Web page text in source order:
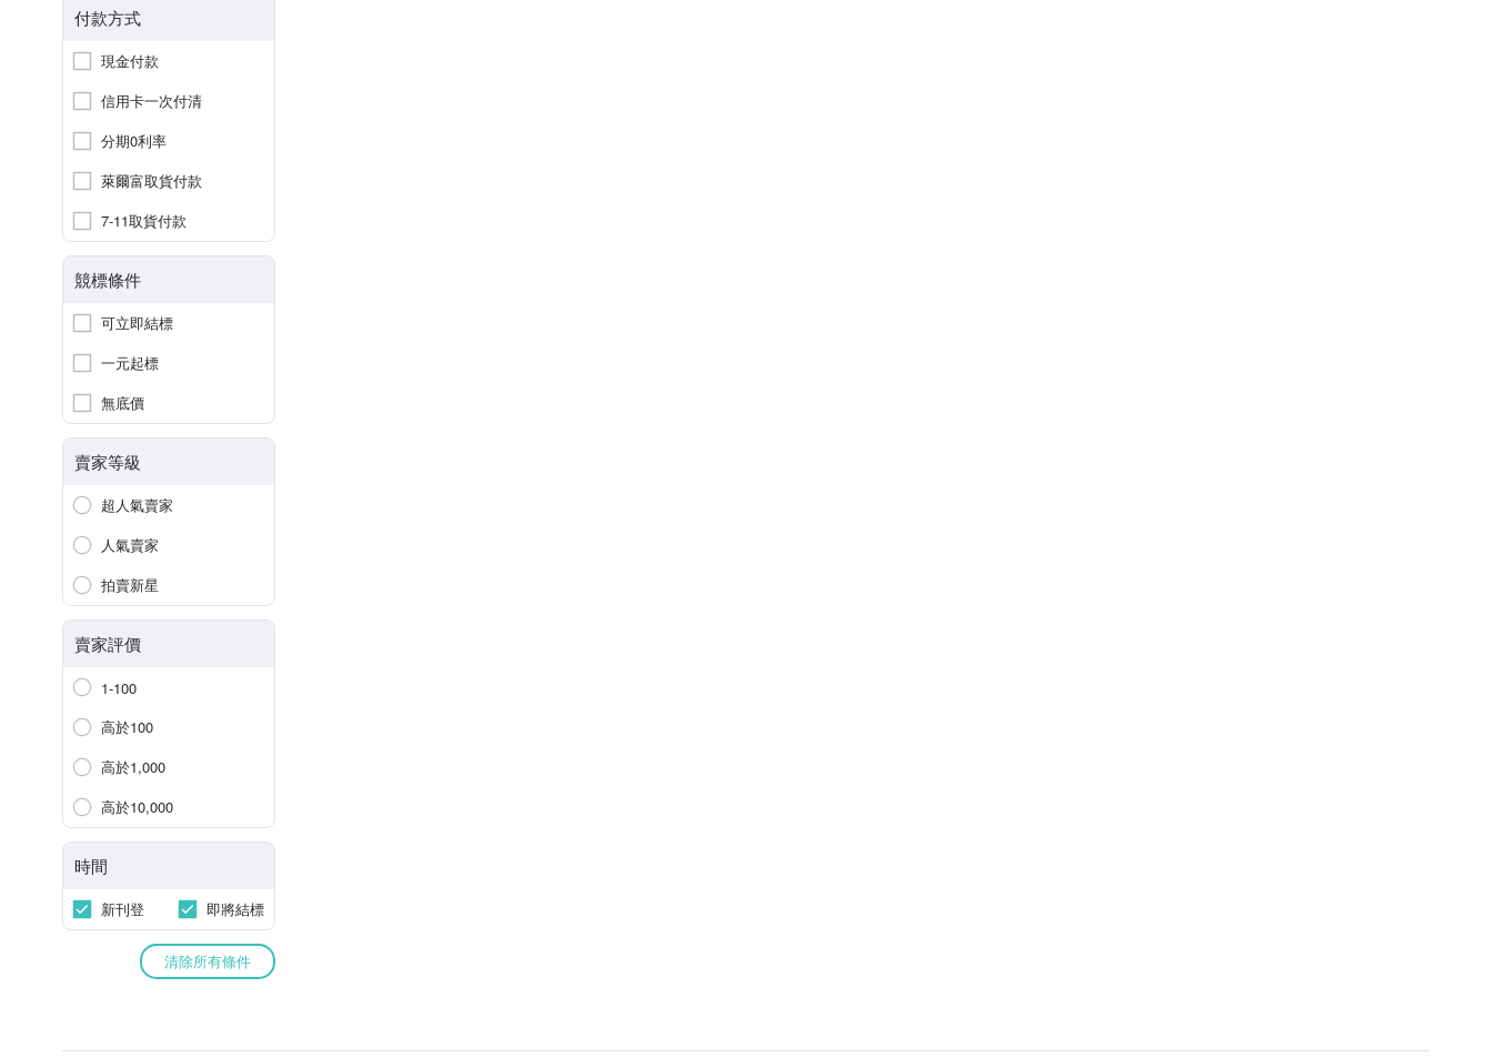
付款方式
現金付款
信用卡一次付清
分期0利率
萊爾富取貨付款
7-11取貨付款
競標條件
可立即結標
一元起標
無底價
賣家等級
超人氣賣家
人氣賣家
拍賣新星
賣家評價
1-100
高於100
高於1,000
高於10,000
時間
新刊登 即將結標
清除所有條件